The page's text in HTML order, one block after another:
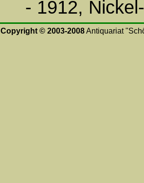
- 1912,
Copyright © 2003-2008Antiquariat